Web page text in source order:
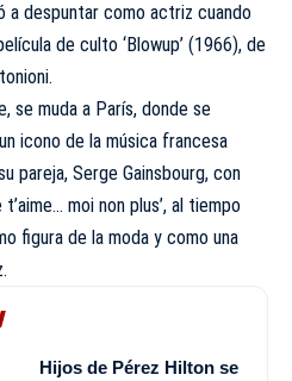
a despuntar como actriz cuando
de culto ‘Blowup’ (1966), de
se muda a París, donde se
icono de la música francesa
pareja, Serge Gainsbourg, con
moi non plus’, al tiempo
figura de la moda y como una
Hijos de Pérez Hilton se